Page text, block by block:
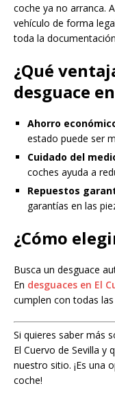
coche ya no arranca.
vehículo de forma
toda la
¿Qué
desguace
Ahorro
estado puede ser
Cuidado del
coches ayuda a
Repuestos
garantías en las
¿Cómo
Busca un desguace
En desguaces en El
cumplen con todas
Si quieres saber más
El Cuervo de Sevilla y
nuestro sitio. ¡Es una
coche!